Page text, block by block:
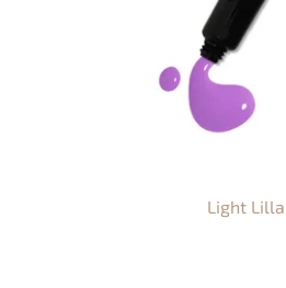
Light Lilla